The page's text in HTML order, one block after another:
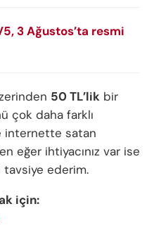
3 Ağustos’ta resmi
50 TL’lik bir
çok daha farklı
internette satan
eğer ihtiyacınız var ise
tavsiye ederim.
için: